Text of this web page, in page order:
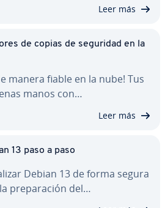
Leer más
de copias de seguridad en la
manera fiable en la nube! Tus
manos con…
Leer más
13 paso a paso
Debian 13 de forma segura
pre­pa­ra­ción del…